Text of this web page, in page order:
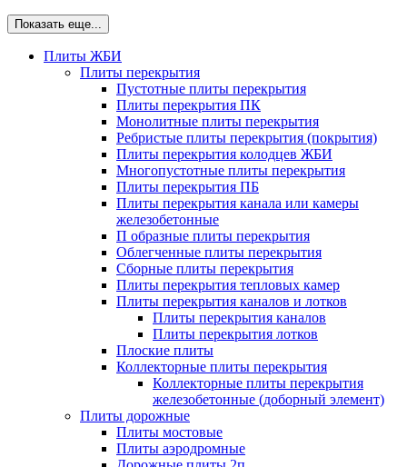
Показать еще...
Плиты ЖБИ
Плиты перекрытия
Пустотные плиты перекрытия
Плиты перекрытия ПК
Монолитные плиты перекрытия
Ребристые плиты перекрытия (покрытия)
Плиты перекрытия колодцев ЖБИ
Многопустотные плиты перекрытия
Плиты перекрытия ПБ
Плиты перекрытия канала или камеры
железобетонные
П образные плиты перекрытия
Облегченные плиты перекрытия
Сборные плиты перекрытия
Плиты перекрытия тепловых камер
Плиты перекрытия каналов и лотков
Плиты перекрытия каналов
Плиты перекрытия лотков
Плоские плиты
Коллекторные плиты перекрытия
Коллекторные плиты перекрытия
железобетонные (доборный элемент)
Плиты дорожные
Плиты мостовые
Плиты аэродромные